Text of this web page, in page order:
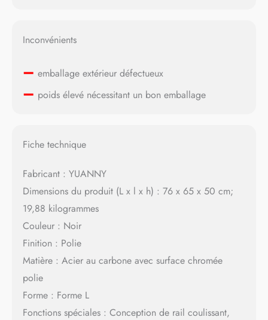
Inconvénients
– emballage extérieur défectueux
– poids élevé nécessitant un bon emballage
Fiche technique
Fabricant : YUANNY
Dimensions du produit (L x l x h) : 76 x 65 x 50 cm;
19,88 kilogrammes
Couleur : Noir
Finition : Polie
Matière : Acier au carbone avec surface chromée
polie
Forme : Forme L
Fonctions spéciales : Conception de rail coulissant,